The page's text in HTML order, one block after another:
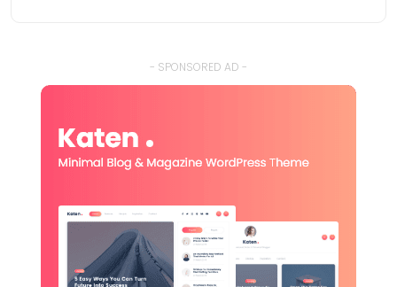
- SPONSORED AD -